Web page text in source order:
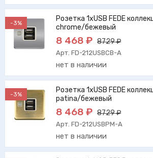
-3%
Розетка 1xUSB FEDE
chrome/бежевый
8 468 ₽ 8729 ₽
Арт. FD-212USBCB-A
нет в наличии
-3%
Розетка 1xUSB FEDE
patina/бежевый
8 468 ₽ 8729 ₽
Арт. FD-212USBPM-A
нет в наличии